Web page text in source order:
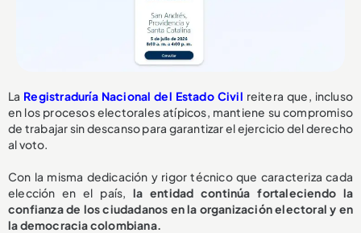
La Registraduría Nacional del Estado Civil reitera que, incluso
en los procesos electorales atípicos, mantiene su compromiso
de trabajar sin descanso para garantizar el ejercicio del derecho
al voto.
Con la misma dedicación y rigor técnico que caracteriza cada
elección en el país, la entidad continúa fortaleciendo la
confianza de los ciudadanos en la organización electoral y en
la democracia colombiana.